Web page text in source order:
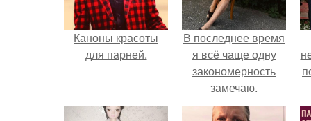
Каноны красоты
для парней.
В последнее время
я всё чаще одну
закономерность
замечаю.